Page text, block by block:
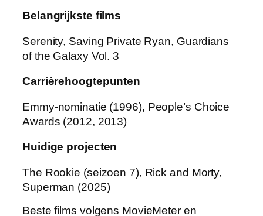
Belangrijkste films
Serenity, Saving Private Ryan, Guardians
of the Galaxy Vol. 3
Carrièrehoogtepunten
Emmy-nominatie (1996), People’s Choice
Awards (2012, 2013)
Huidige projecten
The Rookie (seizoen 7), Rick and Morty,
Superman (2025)
Beste films volgens MovieMeter en